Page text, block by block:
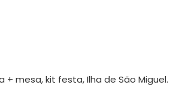
+ mesa, kit festa, Ilha de São Miguel.